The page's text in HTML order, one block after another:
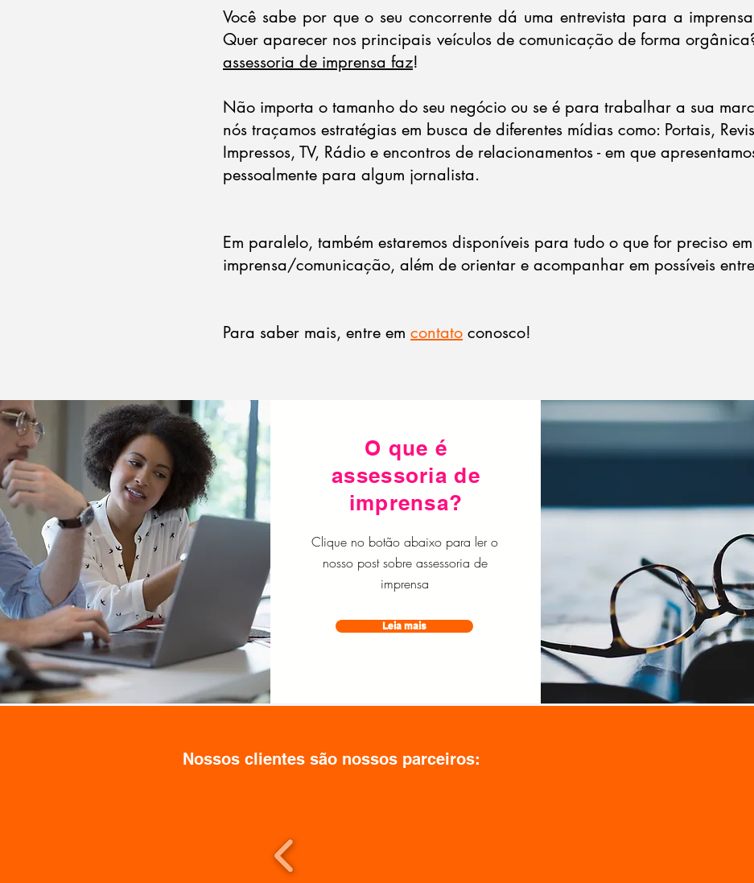
Você sabe por que o seu concorrente dá uma entrevista para a
Quer aparecer nos principais veículos de comunicação de forma
assessoria de imprensa faz!
Não importa o tamanho do seu negócio ou se é para trabalhar a sua
nós traçamos estratégias em busca de diferentes mídias como: Portais,
Impressos, TV, Rádio e encontros de relacionamentos - em que
pessoalmente para algum jornalista.
Em paralelo, também estaremos disponíveis para tudo o que for preciso
imprensa/comunicação, além de orientar e acompanhar em possíveis
Para saber mais, entre em contato conosco!
O que é
assessoria de
imprensa?
Clique no botão abaixo para ler o
nosso post sobre assessoria de
imprensa
Leia mais
Nossos clientes são nossos parceiros: